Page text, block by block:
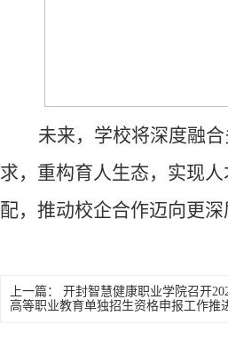
未来，学校将深度融
求，重构育人生态，实现
配，推动校企合作迈向更
上一篇： 开封智慧健康职业学院召开
高等职业教育单独招生资格申报工作推